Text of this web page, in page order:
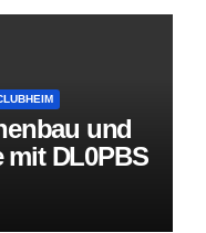
und
DL0PBS